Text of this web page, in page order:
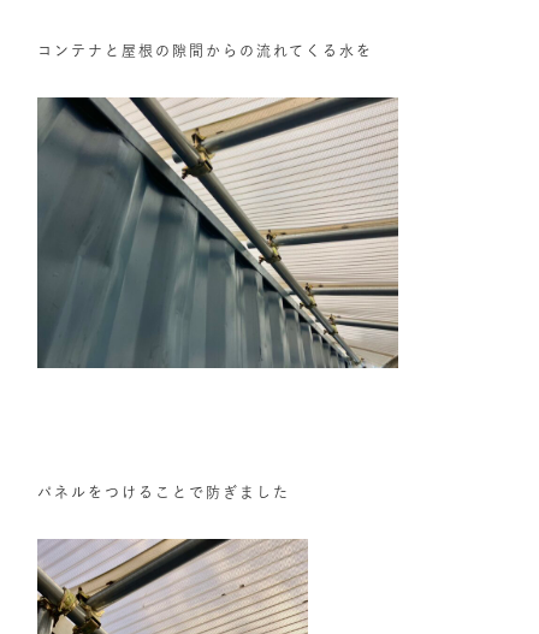
コンテナと屋根の隙間からの流れてくる水を
パネルをつけることで防ぎました